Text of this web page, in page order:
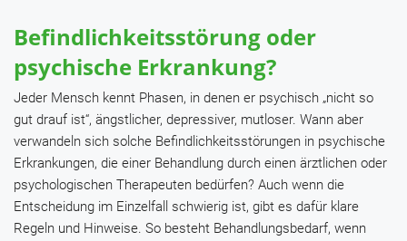
Befindlichkeitsstörung oder
psychische Erkrankung?
Jeder Mensch kennt Phasen, in denen er psychisch „nicht so
gut drauf ist“, ängstlicher, depressiver, mutloser. Wann aber
verwandeln sich solche Befindlichkeitsstörungen in psychische
Erkrankungen, die einer Behandlung durch einen ärztlichen oder
psychologischen Therapeuten bedürfen? Auch wenn die
Entscheidung im Einzelfall schwierig ist, gibt es dafür klare
Regeln und Hinweise. So besteht Behandlungsbedarf, wenn